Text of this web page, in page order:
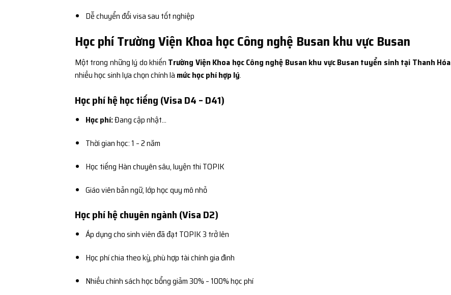
Dễ chuyển đổi visa sau tốt nghiệp
Học phí Trường Viện Khoa học Công nghệ Busan khu vực Busan
Một trong những lý do khiến Trường Viện Khoa học Công nghệ Busan khu vực Busan tuyển sinh tại Thanh Hóa
nhiều học sinh lựa chọn chính là mức học phí hợp lý.
Học phí hệ học tiếng (Visa D4 – D41)
Học phí:Đang cập nhật…
Thời gian học: 1 – 2 năm
Học tiếng Hàn chuyên sâu, luyện thi TOPIK
Giáo viên bản ngữ, lớp học quy mô nhỏ
Học phí hệ chuyên ngành (Visa D2)
Áp dụng cho sinh viên đã đạt TOPIK 3 trở lên
Học phí chia theo kỳ, phù hợp tài chính gia đình
Nhiều chính sách học bổng giảm 30% – 100% học phí